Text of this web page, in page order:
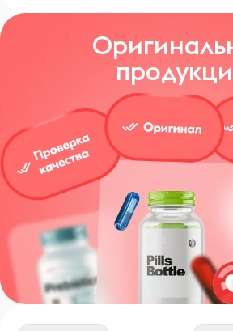
женщин была создана косметика